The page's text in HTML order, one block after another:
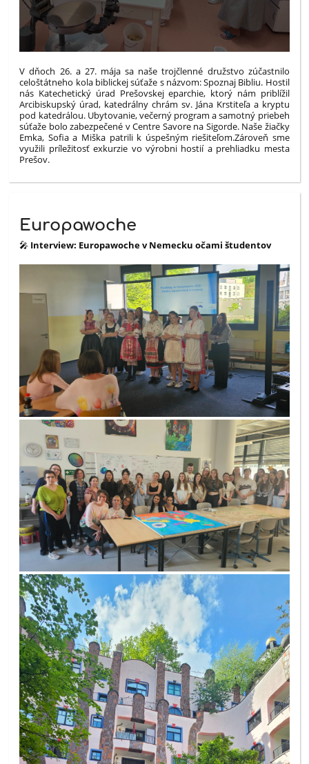
V dňoch 26. a 27. mája sa naše trojčlenné družstvo zúčastnilo
celoštátneho kola biblickej súťaže s názvom: Spoznaj Bibliu. Hostil
nás Katechetický úrad Prešovskej eparchie, ktorý nám priblížil
Arcibiskupský úrad, katedrálny chrám sv. Jána Krstiteľa a kryptu
pod katedrálou. Ubytovanie, večerný program a samotný priebeh
súťaže bolo zabezpečené v Centre Savore na Sigorde. Naše žiačky
Emka, Sofia a Miška patrili k úspešným riešiteľom.Zároveň sme
využili príležitosť exkurzie vo výrobni hostií a prehliadku mesta
Prešov.
Europawoche
🎤 Interview: Europawoche v Nemecku očami študentov